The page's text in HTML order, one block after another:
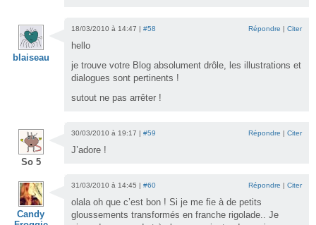
blaiseau
18/03/2010 à 14:47 | #58 Répondre | Citer
hello
je trouve votre Blog absolument drôle, les illustrations et
dialogues sont pertinents !
sutout ne pas arrêter !
So 5
30/03/2010 à 19:17 | #59 Répondre | Citer
J’adore !
Candy
31/03/2010 à 14:45 | #60 Répondre | Citer
olala oh que c’est bon ! Si je me fie à de petits
gloussements transformés en franche rigolade.. Je